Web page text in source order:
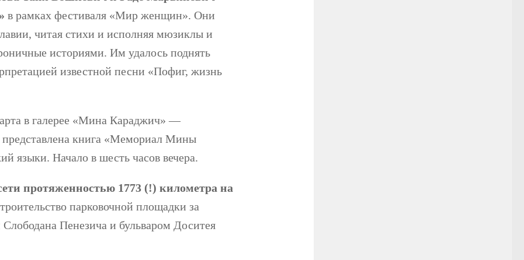
в рамках фестиваля «Мир женщин». Они
читая стихи и исполняя мюзиклы и
историями. Им удалось поднять
известной песни «Пофиг, жизнь
в галерее «Мина Караджич» —
представлена ​​книга «Мемориал Мины
языки. Начало в шесть часов вечера.
протяженностью 1773 (!) километра на
парковочной площадки за
Пенезича и бульваром Доситея